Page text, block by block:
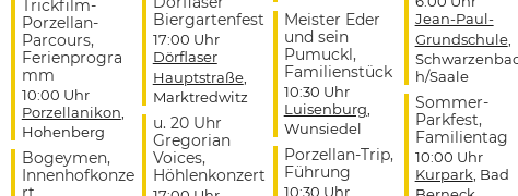
Trickfilm-
Porzellan-
Parcours,
Ferienprogra
mm
10:00 Uhr
Porzellanikon
Hohenberg
Bogeymen,
Innenhofkonze
Biergartenfest
17:00 Uhr
Dörflaser
Hauptstraße,
Marktredwitz
u. 20 Uhr
Gregorian
Voices,
Höhlenkonzert
Meister Eder
und sein
Pumuckl,
Familienstück
10:30 Uhr
Luisenburg
Wunsiedel
Porzellan-Trip,
Führung
10:30 Uhr
Jean-Paul-
Grundschule,
h/Saale
Sommer-
Parkfest,
Familientag
10:00 Uhr
Kurpark , Bad